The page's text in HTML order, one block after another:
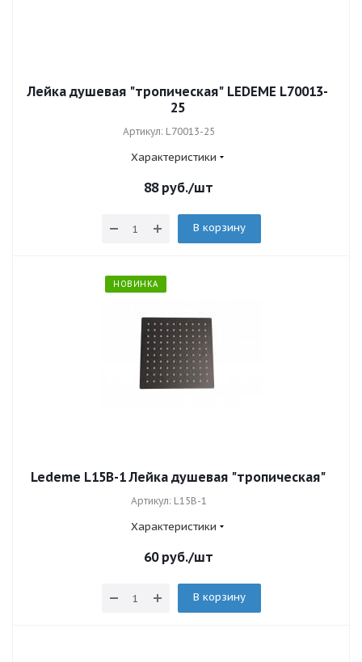
Лейка душевая "тропическая" LEDEME L70013-
25
Артикул: L70013-25
Характеристики
88руб./шт
В корзину
НОВИНКА
Ledeme L15B-1 Лейка душевая "тропическая"
Артикул: L15B-1
Характеристики
60руб./шт
В корзину